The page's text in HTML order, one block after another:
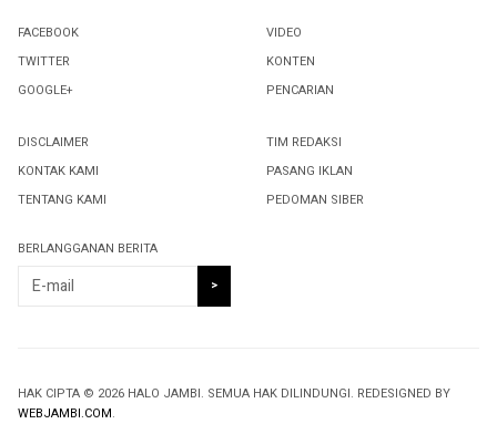
FACEBOOK
TWITTER
GOOGLE+
VIDEO
KONTEN
PENCARIAN
DISCLAIMER
KONTAK KAMI
TENTANG KAMI
TIM REDAKSI
PASANG IKLAN
PEDOMAN SIBER
BERLANGGANAN BERITA
HAK CIPTA © 2026 HALO JAMBI. SEMUA HAK DILINDUNGI. REDESIGNED BY
WEBJAMBI.COM.